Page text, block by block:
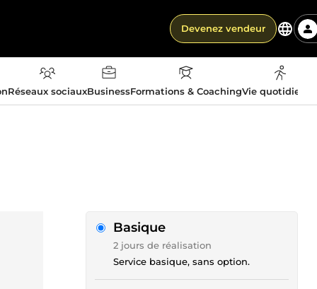
Devenez vendeur
Réseaux sociauxBusinessFormations & CoachingVie
Basique
2 jours de réalisation
Service basique, sans option.